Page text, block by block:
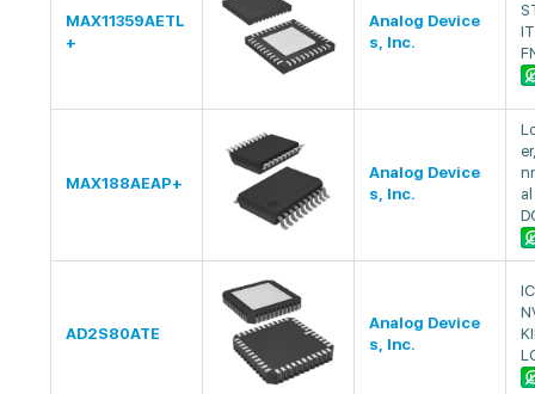
MAX11359AETL
+
Analog Device
s, Inc.
MAX188AEAP+
Analog Device
s, Inc.
AD2S80ATE
Analog Device
s, Inc.